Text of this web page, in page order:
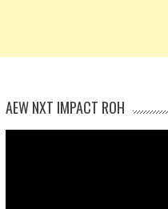
AEW NXT IMPACT ROH